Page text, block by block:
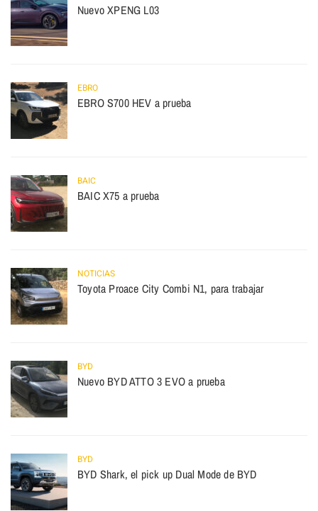
Nuevo XPENG L03
EBRO
EBRO S700 HEV a prueba
BAIC
BAIC X75 a prueba
NOTICIAS
Toyota Proace City Combi N1, para trabajar
BYD
Nuevo BYD ATTO 3 EVO a prueba
BYD
BYD Shark, el pick up Dual Mode de BYD